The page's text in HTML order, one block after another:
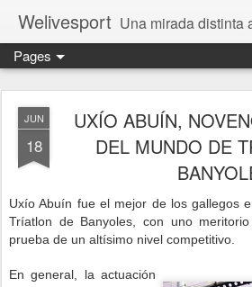
Welivesport Una mirada distinta
Pages
JUN
18
UXÍO ABUÍN,
DEL MUNDO DE
Uxío Abuín fue el mejor de los gallegos
Tríatlon de Banyoles , con uno
prueba de un altísimo nivel competitivo.
En general, la actuación